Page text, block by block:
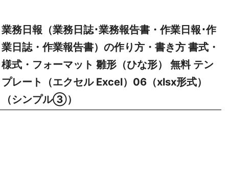
業務日報（業務日誌･業務報告書・作業日報･作
業日誌・作業報告書）の作り方・書き方 書式・
様式・フォーマット 雛形（ひな形） 無料 テン
プレート（エクセル Excel）06（xlsx形式）
（シンプル③）